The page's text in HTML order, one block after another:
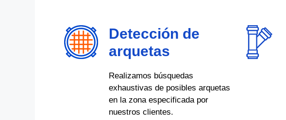
Detección de
arquetas
Realizamos búsquedas
exhaustivas de posibles arquetas
en la zona especificada por
nuestros clientes.